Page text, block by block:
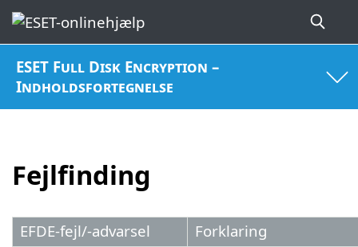
ESET Full Disk Encryption –
Indholdsfortegnelse
Fejlfinding
EFDE-fejl/-advarsel
Forklaring